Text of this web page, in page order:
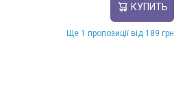
КУПИТЬ
Ще 1 пропозиції від 189 грн